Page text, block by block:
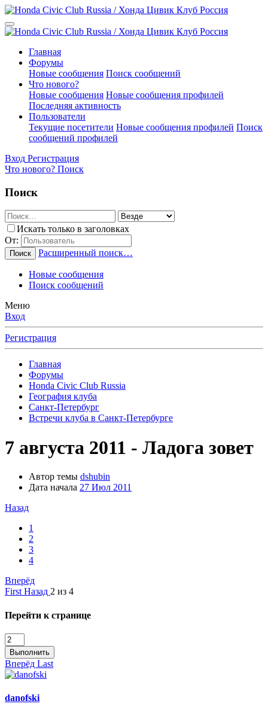
Главная
Форумы
Новые сообщения Поиск сообщений
Что нового?
Новые сообщения Новые сообщения профилей
Последняя активность
Пользователи
Текущие посетители Новые сообщения профилей Поиск
сообщений профилей
Вход Регистрация
Что нового? Поиск
Поиск
Искать только в заголовках
От:
Поиск Расширенный поиск…
Новые сообщения
Поиск сообщений
Меню
Вход
Регистрация
Главная
Форумы
Honda Civic Club Russia
География клуба
Санкт-Петербург
Встречи клуба в Санкт-Петербурге
7 августа 2011 - Ладога зовет
Автор темы dshubin
Дата начала 27 Июл 2011
Назад
1
2
3
4
Вперёд
First Назад 2 из 4
Перейти к странице
Выполнить
Вперёд Last
danofski